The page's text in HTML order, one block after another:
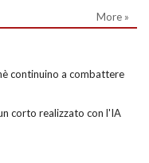
More »
continuino a combattere
corto realizzato con l'IA